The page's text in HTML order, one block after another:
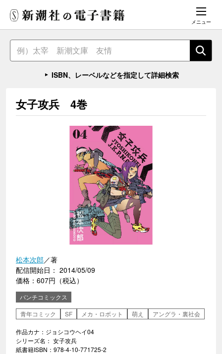
メニュー
ISBN、レーベルなどを指定して詳細検索
女子攻兵 4巻
松本次郎／著
配信開始日： 2014/05/09
価格：607円（税込）
バンチコミックス
青年コミック
SF メカ・ロボット 萌え アングラ・裏社会
作品カナ：ジョシコウヘイ04
シリーズ名： 女子攻兵
紙書籍ISBN：978-4-10-771725-2